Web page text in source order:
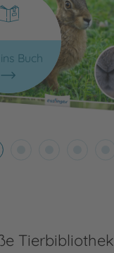
Buch
Tierbibliothek